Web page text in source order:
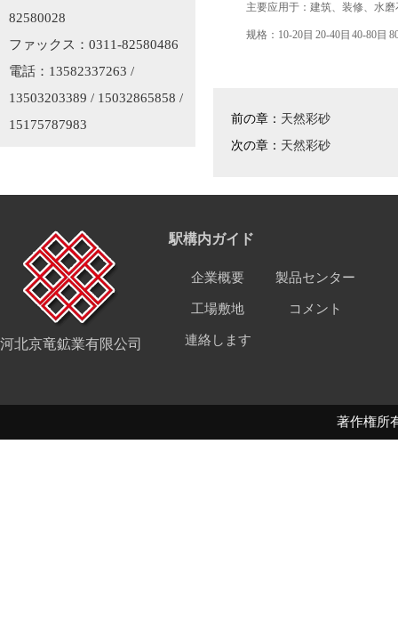
82580028
ファックス：0311-82580486
電話：13582337263 /
13503203389 / 15032865858 /
15175787983
主要应用于：建筑、装修、水
规格：10-20目 20-40目 40-80目
前の章： 天然彩砂
次の章： 天然彩砂
河北京竜鉱業有限公司
駅構内ガイド
企業概要 製品センター
工場敷地 コメント
連絡します
著作権所